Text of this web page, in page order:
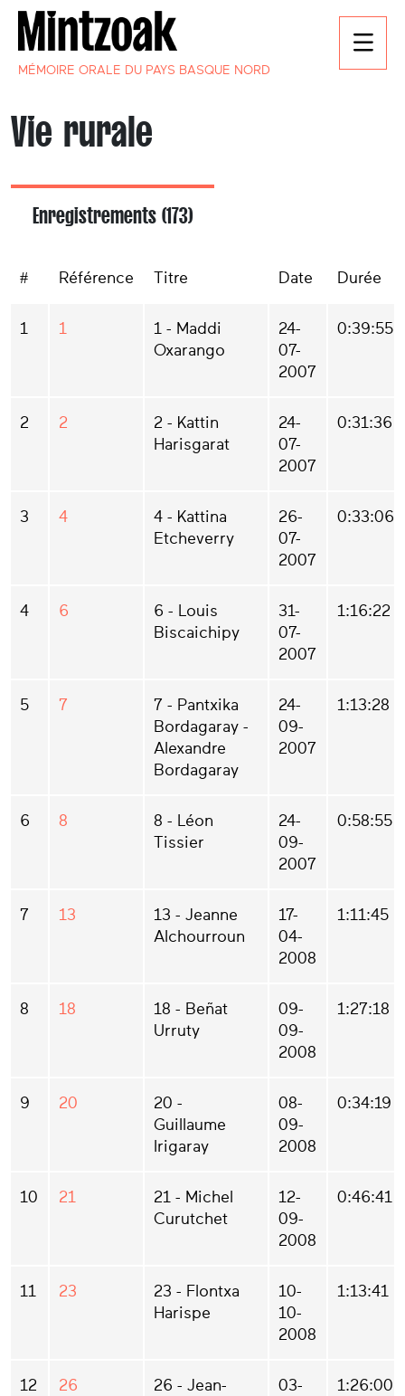
MÉMOIRE ORALE DU PAYS BASQUE NORD
Vie rurale
Enregistrements (173)
# Référence Titre Date Durée
1 1
1 - Maddi
Oxarango
24-
07-
2007
0:39:55
2 2
2 - Kattin
Harisgarat
24-
07-
2007
0:31:36
3 4
4 - Kattina
Etcheverry
26-
07-
2007
0:33:06
4 6
6 - Louis
Biscaichipy
31-
07-
2007
1:16:22
5 7
7 - Pantxika
Bordagaray -
Alexandre
Bordagaray
24-
09-
2007
1:13:28
6 8
8 - Léon
Tissier
24-
09-
2007
0:58:55
7 13
13 - Jeanne
Alchourroun
17-
04-
2008
1:11:45
8 18
18 - Beñat
Urruty
09-
09-
2008
1:27:18
9 20
20 -
Guillaume
Irigaray
08-
09-
2008
0:34:19
10 21
21 - Michel
Curutchet
12-
09-
2008
0:46:41
11 23
23 - Flontxa
Harispe
10-
10-
2008
1:13:41
12 26
26 - Jean-
03-
1:26:00